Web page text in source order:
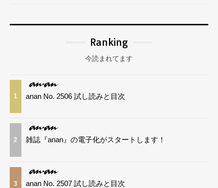
Ranking
今読まれてます
1 anan No. 2506 試し読みと目次
2 雑誌『anan』の電子化がスタートします！
3 anan No. 2507 試し読みと目次